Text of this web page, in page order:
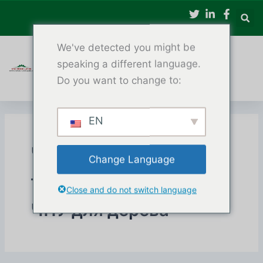
вмісту
Чотириосьовий
токарний верстат з
ЧПУ для дерева
We've detected you might be
speaking a different language.
Do you want to change to:
EN
Change Language
Close and do not switch language